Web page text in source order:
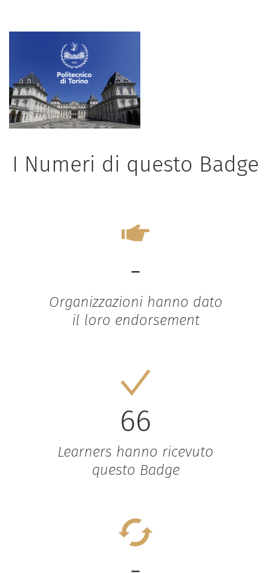
I Numeri di questo Badge
-
Organizzazioni hanno dato
il loro endorsement
66
Learners hanno ricevuto
questo Badge